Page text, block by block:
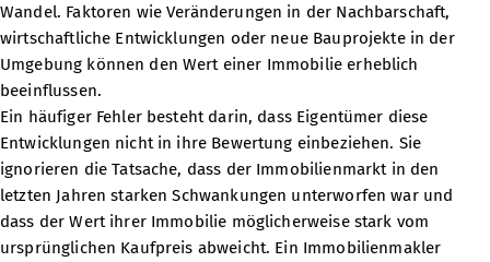
Wandel. Faktoren wie Veränderungen in der Nachbarschaft,
wirtschaftliche Entwicklungen oder neue Bauprojekte in der
Umgebung können den Wert einer Immobilie erheblich
beeinflussen.
Ein häufiger Fehler besteht darin, dass Eigentümer diese
Entwicklungen nicht in ihre Bewertung einbeziehen. Sie
ignorieren die Tatsache, dass der Immobilienmarkt in den
letzten Jahren starken Schwankungen unterworfen war und
dass der Wert ihrer Immobilie möglicherweise stark vom
ursprünglichen Kaufpreis abweicht. Ein Immobilienmakler